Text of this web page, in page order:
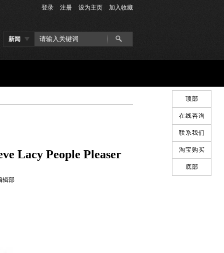
登录 注册 设为主页 加入收藏
新闻
Lacy People Pleaser
辑部
顶部
在线咨询
联系我们
淘宝购买
底部